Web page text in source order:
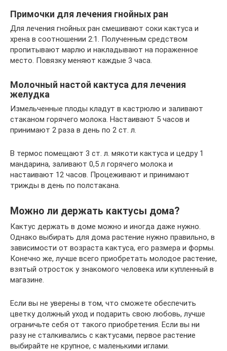
Примочки для лечения гнойных ран
Для лечения гнойных ран смешивают соки кактуса и
хрена в соотношении 2:1. Полученным средством
пропитывают марлю и накладывают на пораженное
место. Повязку меняют каждые 3 часа.
Молочный настой кактуса для лечения
желудка
Измельченные плоды кладут в кастрюлю и заливают
стаканом горячего молока. Настаивают 5 часов и
принимают 2 раза в день по 2 ст. л.
В термос помещают 3 ст. л. мякоти кактуса и цедру 1
мандарина, заливают 0,5 л горячего молока и
настаивают 12 часов. Процеживают и принимают
трижды в день по полстакана.
Можно ли держать кактусы дома?
Кактус держать в доме можно и иногда даже нужно.
Однако выбирать для дома растение нужно правильно, в
зависимости от возраста кактуса, его размера и формы.
Конечно же, лучше всего приобретать молодое растение,
взятый отросток у знакомого человека или купленный в
магазине.
Если вы не уверены в том, что сможете обеспечить
цветку должный уход и подарить свою любовь, лучше
ограничьте себя от такого приобретения. Если вы ни
разу не сталкивались с кактусами, первое растение
выбирайте не крупное, с маленькими иглами.